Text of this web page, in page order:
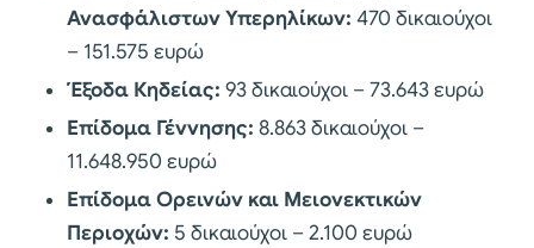
Ανασφάλιστων Υπερηλίκων: 470 δικαιούχοι
– 151.575 ευρώ
Έξοδα Κηδείας: 93 δικαιούχοι – 73.643 ευρώ
Επίδομα Γέννησης: 8.863 δικαιούχοι –
11.648.950 ευρώ
Επίδομα Ορεινών και Μειονεκτικών
Περιοχών: 5 δικαιούχοι – 2.100 ευρώ